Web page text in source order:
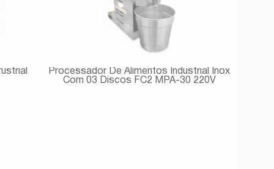
Processador De Alimentos Industrial Inox
Com 03 Discos FC2 MPA-30 220V